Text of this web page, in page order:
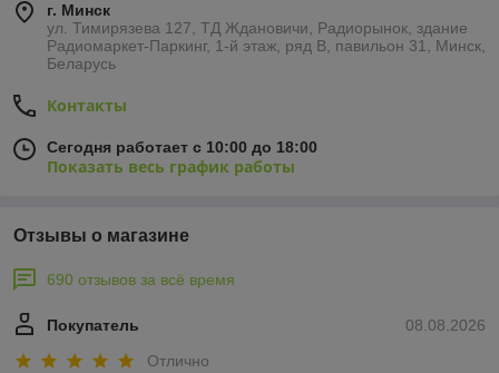
г. Минск
ул. Тимирязева 127, ТД Ждановичи, Радиорынок, здание
Радиомаркет-Паркинг, 1-й этаж, ряд В, павильон 31, Минск,
Беларусь
Контакты
Сегодня работает с 10:00 до 18:00
Показать весь график работы
Отзывы о магазине
690 отзывов за всё время
08.08.2026
Покупатель
Отлично